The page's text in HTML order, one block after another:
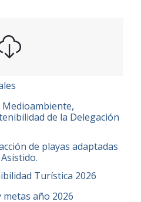
Medioambiente,
de la Delegación
de playas adaptadas
Turística 2026
año 2026